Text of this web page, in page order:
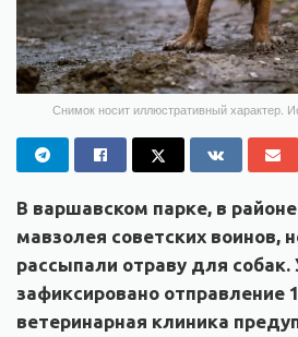
Снимок носит иллюстративный характер.
В варшавском парке, в
мавзолея советских воинов,
рассыпали отраву для
зафиксировано отправление
ветеринарная клиника